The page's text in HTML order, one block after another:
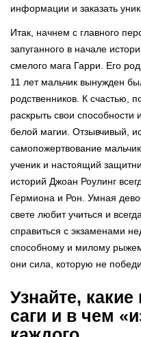
информации и заказать
Итак, начнем с главного
запуганного в начале
смелого мага Гарри. Его
11 лет мальчик вынужден
родственников. К счастью,
раскрыть свои способности
белой магии. Отзывчивый,
самопожертвование
ученик и настоящий
историй Джоан Роулинг
Гермиона и Рон. Умная
свете любит учиться и
справиться с экзаменами
способному и милому
они сила, которую не
Узнайте,
саги и в чем